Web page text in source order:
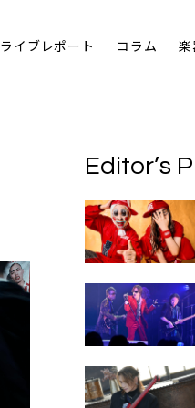
ライブレポート コラム
Editor’s